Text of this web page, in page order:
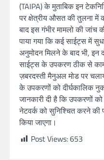
(TAIPA) के मुताबिक इन
पर क्षेत्रीय औसत की तुलना में
बाद इस गंभीर मामलो की जांच
पाया गया कि कई साईट्स में
अनुमोदन मिलने के बाद भी, इन
साईट्स के उपकरण ठीक से
ज़बरदस्ती मैनुअल मोड पर
के उपकरणों को दीर्घकालिक
जानकारी दी है कि उपकरणों
नेटवर्क को सुनिश्चित करने की
किया जाएगा।
Post Views:653